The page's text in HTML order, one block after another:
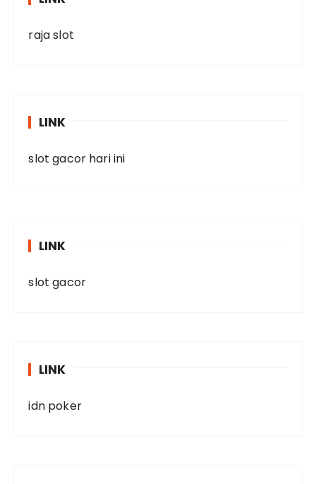
raja slot
LINK
slot gacor hari ini
LINK
slot gacor
LINK
idn poker